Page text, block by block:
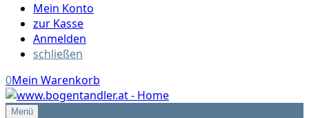
Mein Konto
zur Kasse
Anmelden
schließen
0Mein Warenkorb
Menü